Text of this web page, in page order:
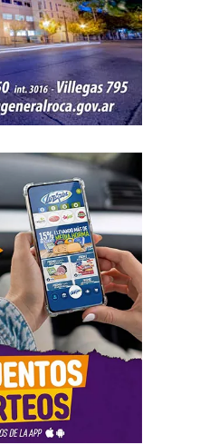
procedimientos de
limita a instar una mayor
modalidad, plazo ni
medida, concluyó, no
de las competencias
y las personas con
una situación de especial
debe brindarles una
afirmó que las
«el nivel de vida más
materia de salud,